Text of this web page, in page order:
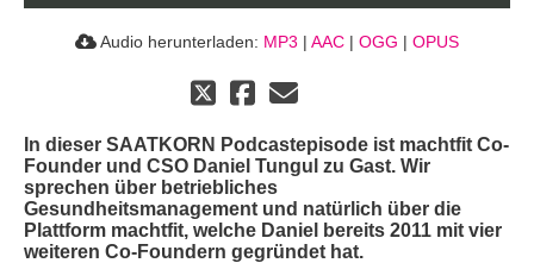
Audio herunterladen: MP3 | AAC | OGG | OPUS
In dieser SAATKORN Podcastepisode ist machtfit Co-
Founder und CSO Daniel Tungul zu Gast. Wir
sprechen über betriebliches
Gesundheitsmanagement und natürlich über die
Plattform machtfit, welche Daniel bereits 2011 mit vier
weiteren Co-Foundern gegründet hat.